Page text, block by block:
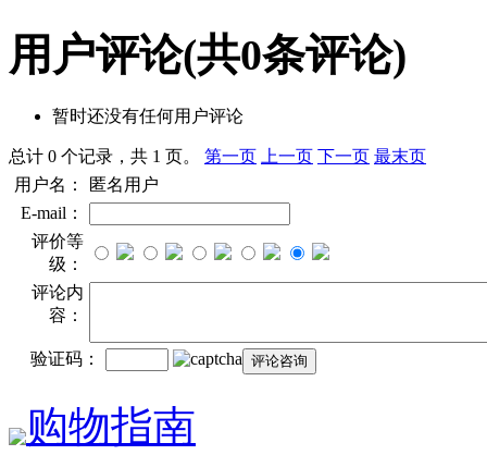
用户评论(共0条评论)
暂时还没有任何用户评论
总计 0 个记录，共 1 页。 第一页 上一页 下一页 最末页
用户名：
匿名用户
E-mail：
评价等
级：
评论内
容：
验证码：
购物指南